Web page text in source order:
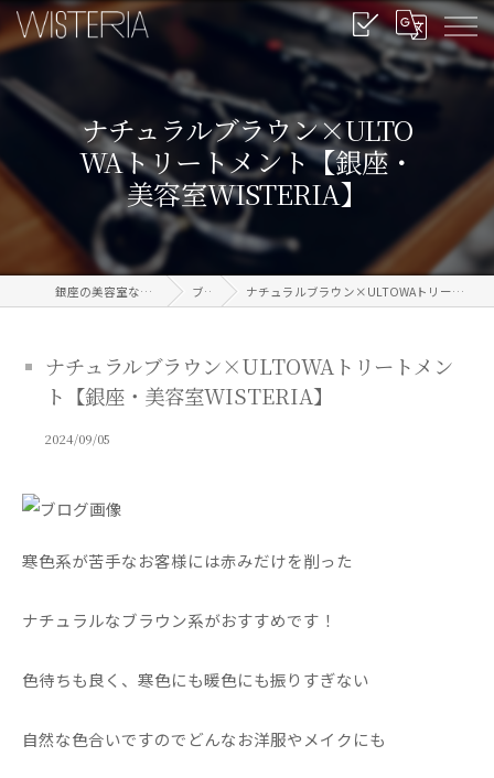
ナチュラルブラウン×ULTO
WAトリートメント【銀座・
美容室WISTERIA】
銀座の美容室なら信頼のWISTERIA ブログ ナチュラルブラウン×ULTOWAトリートメント【銀座・美容室WISTERIA】
ナチュラルブラウン×ULTOWAトリートメン
ト【銀座・美容室WISTERIA】
2024/09/05
寒色系が苦手なお客様には赤みだけを削った
ナチュラルなブラウン系がおすすめです！
色待ちも良く、寒色にも暖色にも振りすぎない
自然な色合いですのでどんなお洋服やメイクにも